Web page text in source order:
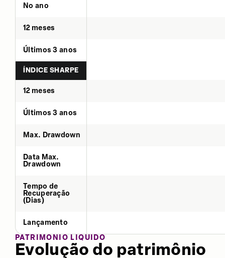
No ano
12 meses
Últimos 3 anos
ÍNDICE SHARPE
12 meses
Últimos 3 anos
Max. Drawdown
Data Max.
Drawdown
Tempo de
Recuperação
(Dias)
Lançamento
PATRIMÔNIO LÍQUIDO
Evolução do patrimônio